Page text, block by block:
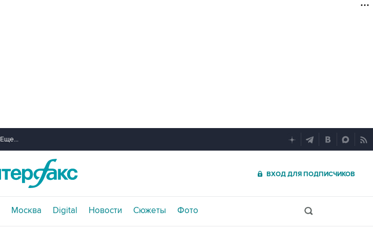
Еще...
ВХОД ДЛЯ ПОДПИСЧИКОВ
Москва Digital Новости Сюжеты Фото